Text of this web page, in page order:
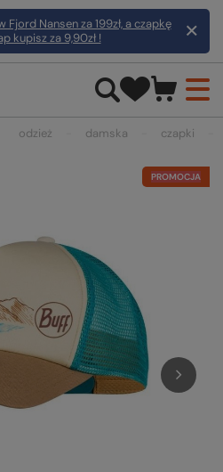
Nansen za 199zł, a czapkę
kupisz za 9,90zł !
odzież damska czapki
PROMOCJA